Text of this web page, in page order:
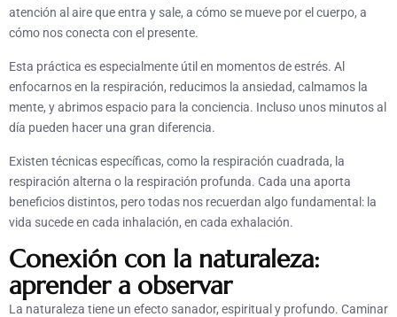
atención al aire que entra y sale, a cómo se mueve por el cuerpo, a
cómo nos conecta con el presente.
Esta práctica es especialmente útil en momentos de estrés. Al
enfocarnos en la respiración, reducimos la ansiedad, calmamos la
mente, y abrimos espacio para la conciencia. Incluso unos minutos al
día pueden hacer una gran diferencia.
Existen técnicas específicas, como la respiración cuadrada, la
respiración alterna o la respiración profunda. Cada una aporta
beneficios distintos, pero todas nos recuerdan algo fundamental: la
vida sucede en cada inhalación, en cada exhalación.
Conexión con la naturaleza:
aprender a observar
La naturaleza tiene un efecto sanador, espiritual y profundo. Caminar